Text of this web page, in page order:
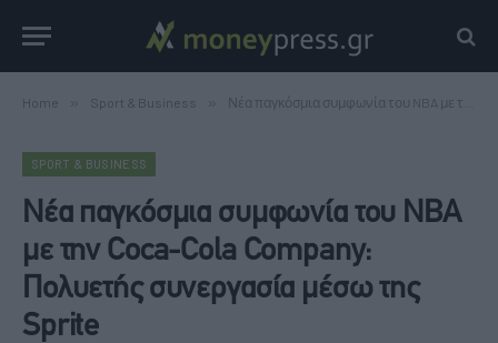
Home Sport & Business Νέα παγκόσμια συμφωνία του NBA με την Coca-Cola Company: Πολυετής συνεργασία μέσω της Sprite
SPORT & BUSINESS
Νέα παγκόσμια συμφωνία του NBA
με την Coca-Cola Company:
Πολυετής συνεργασία μέσω της
Sprite